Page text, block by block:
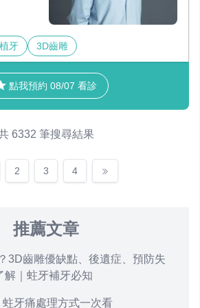
牙 3D齒雕
點我預約 08/07 看診
6332 筆搜尋結果
2 3 4
推薦文章
3D齒雕優缺點、後遺症、預防失
解｜蛀牙補牙必知
牙痛處理方式一次看